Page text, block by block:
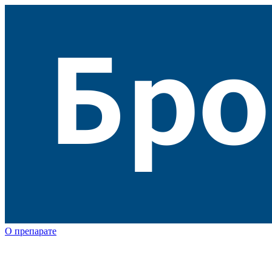
О препарате